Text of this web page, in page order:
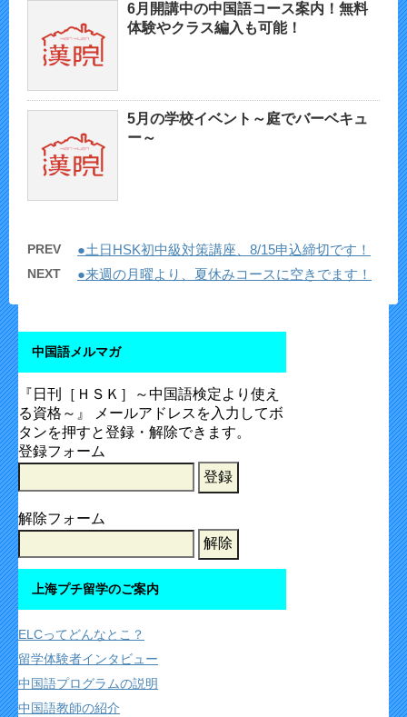
6月開講中の中国語コース案内！無料
体験やクラス編入も可能！
5月の学校イベント～庭でバーベキュ
ー～
PREV ●土日HSK初中級対策講座、8/15申込締切です！
NEXT ●来週の月曜より、夏休みコースに空きでます！
中国語メルマガ
『日刊［ＨＳＫ］～中国語検定より使え
る資格～』 メールアドレスを入力してボ
タンを押すと登録・解除できます。
登録フォーム
解除フォーム
上海プチ留学のご案内
ELCってどんなとこ？
留学体験者インタビュー
中国語プログラムの説明
中国語教師の紹介